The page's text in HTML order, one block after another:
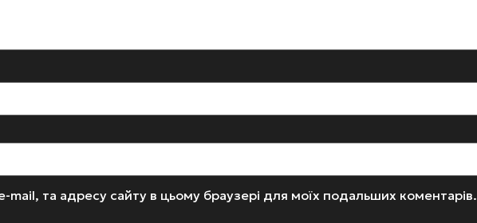
mail, та адресу сайту в цьому браузері для моїх подальших коментарів.